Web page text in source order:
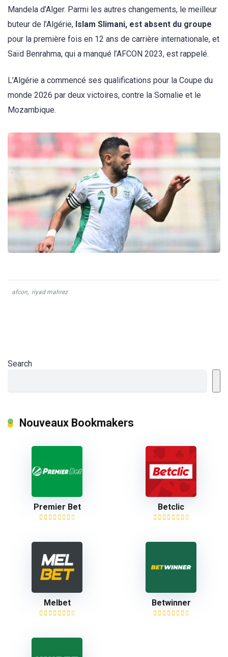
Mandela d’Alger. Parmi les autres changements, le meilleur
buteur de l’Algérie, Islam Slimani, est absent du groupe
pour la première fois en 12 ans de carrière internationale, et
Saïd Benrahma, qui a manqué l’AFCON 2023, est rappelé.
L’Algérie a commencé ses qualifications pour la Coupe du
monde 2026 par deux victoires, contre la Somalie et le
Mozambique.
afcon, riyad mahrez
Search
Nouveaux Bookmakers
Premier Bet Betclic
Melbet Betwinner